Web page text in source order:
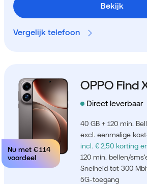
Bekijk
Vergelijk telefoon
Nu met € 114
voordeel
OPPO Find
Direct leverbaar
40 GB + 120 min.
excl. eenmalige
incl. € 2,50 korting
120 min. bellen/
Snelheid tot 300
5G-toegang